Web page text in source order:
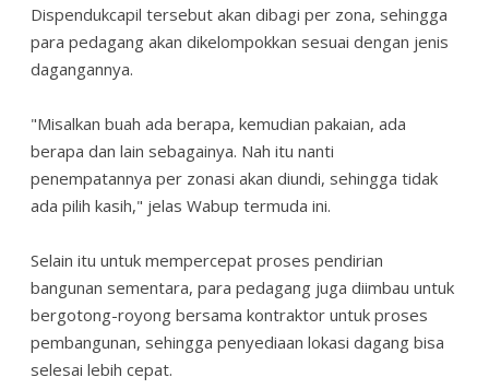
Dispendukcapil tersebut akan dibagi per zona, sehingga
para pedagang akan dikelompokkan sesuai dengan jenis
dagangannya.
"Misalkan buah ada berapa, kemudian pakaian, ada
berapa dan lain sebagainya. Nah itu nanti
penempatannya per zonasi akan diundi, sehingga tidak
ada pilih kasih," jelas Wabup termuda ini.
Selain itu untuk mempercepat proses pendirian
bangunan sementara, para pedagang juga diimbau untuk
bergotong-royong bersama kontraktor untuk proses
pembangunan, sehingga penyediaan lokasi dagang bisa
selesai lebih cepat.